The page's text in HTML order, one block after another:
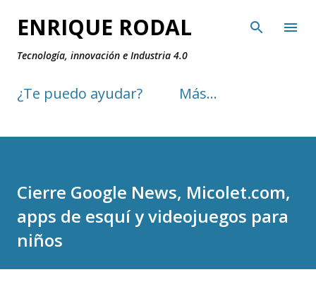
Ir al contenido principal
ENRIQUE RODAL
Tecnología, innovación e Industria 4.0
¿Te puedo ayudar? Más…
Cierre Google News, Micolet.com,
apps de esquí y videojuegos para
niños